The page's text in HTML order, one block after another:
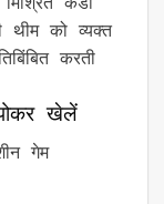
को व्यक्त
करती
खेलें
गेम